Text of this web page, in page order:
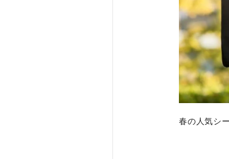
春の人気シ